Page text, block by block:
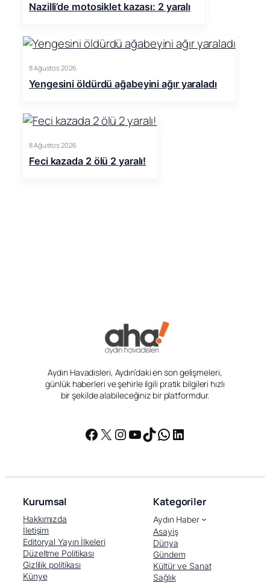
Nazilli’de motosiklet kazası: 2 yaralı
8 Ağustos 2026
Yengesini öldürdü ağabeyini ağır yaraladı
8 Ağustos 2026
Feci kazada 2 ölü 2 yaralı!
Aydın Havadisleri, Aydın’daki en son gelişmeleri,
günlük haberleri ve şehirle ilgili pratik bilgileri hızlı
bir şekilde alabileceğiniz bir platformdur.
Facebook
X Instagram
YouTube
TikTok
WhatsApp
LinkedIn
Kurumsal
Hakkımızda
İletişim
Editoryal Yayın İlkeleri
Düzeltme Politikası
Gizlilik politikası
Künye
Kategoriler
Aydın Haber
Asayiş
Dünya
Gündem
Kültür ve Sanat
Sağlık